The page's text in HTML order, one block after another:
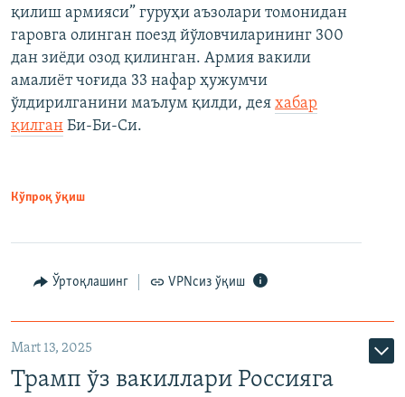
қилиш армияси” гуруҳи аъзолари томонидан
гаровга олинган поезд йўловчиларининг 300
дан зиёди озод қилинган. Армия вакили
амалиёт чоғида 33 нафар ҳужумчи
ўлдирилганини маълум қилди, дея хабар
қилган Би-Би-Си.
Кўпроқ ўқиш
Ўртоқлашинг VPNсиз ўқиш
Mart 13, 2025
Трамп ўз вакиллари Россияга